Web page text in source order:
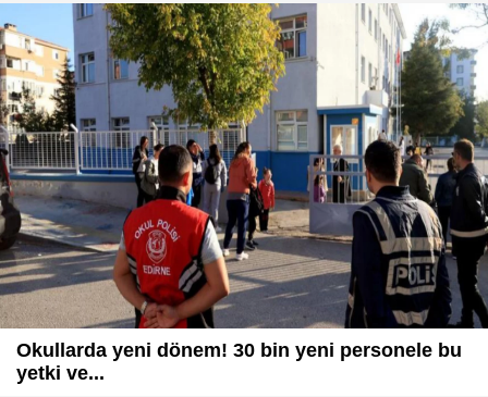
Okullarda yeni dönem! 30 bin yeni personele bu
yetki ve...